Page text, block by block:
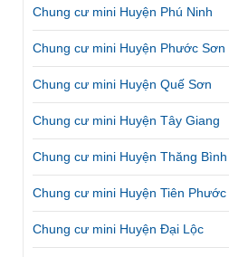
Chung cư mini Huyện Phú Ninh
Chung cư mini Huyện Phước Sơn
Chung cư mini Huyện Quế Sơn
Chung cư mini Huyện Tây Giang
Chung cư mini Huyện Thăng Bình
Chung cư mini Huyện Tiên Phước
Chung cư mini Huyện Đại Lộc